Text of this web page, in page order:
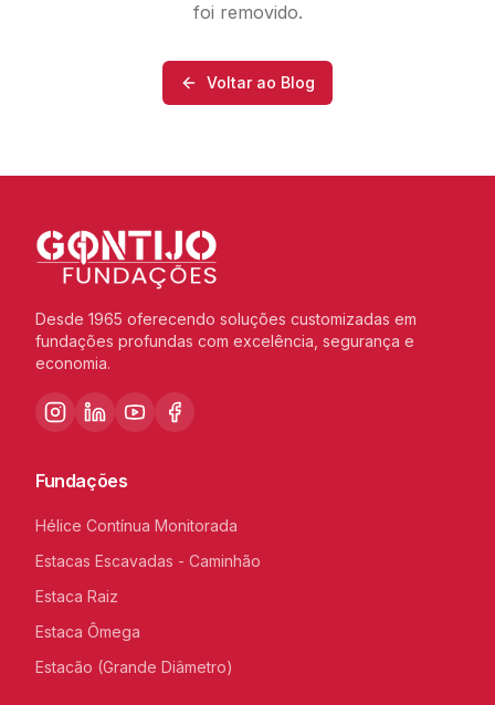
foi removido.
Voltar ao Blog
Desde 1965 oferecendo soluções customizadas em
fundações profundas com excelência, segurança e
economia.
Fundações
Hélice Contínua Monitorada
Estacas Escavadas - Caminhão
Estaca Raiz
Estaca Ômega
Estacão (Grande Diâmetro)